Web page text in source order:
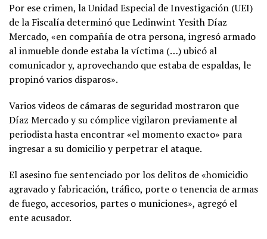
Por ese crimen, la Unidad Especial de Investigación (UEI)
de la Fiscalía determinó que Ledinwint Yesith Díaz
Mercado, «en compañía de otra persona, ingresó armado
al inmueble donde estaba la víctima (…) ubicó al
comunicador y, aprovechando que estaba de espaldas, le
propinó varios disparos».
Varios videos de cámaras de seguridad mostraron que
Díaz Mercado y su cómplice vigilaron previamente al
periodista hasta encontrar «el momento exacto» para
ingresar a su domicilio y perpetrar el ataque.
El asesino fue sentenciado por los delitos de «homicidio
agravado y fabricación, tráfico, porte o tenencia de armas
de fuego, accesorios, partes o municiones», agregó el
ente acusador.